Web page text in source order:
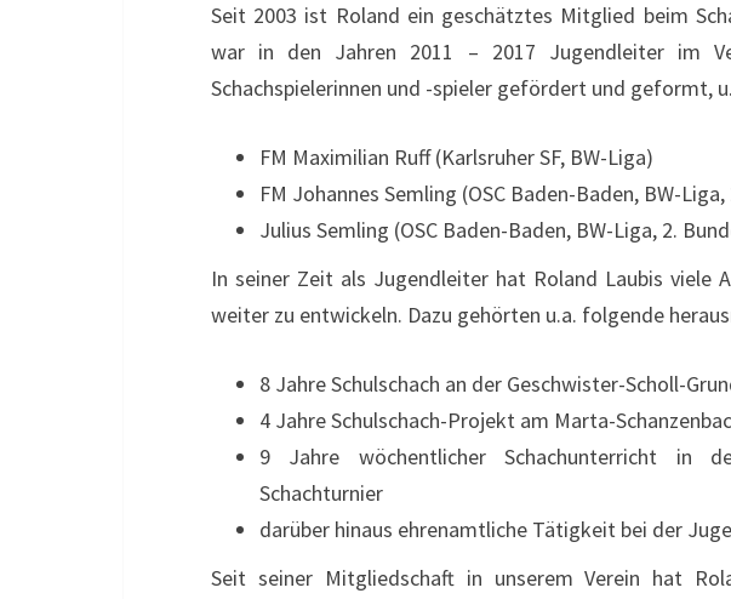
Seit 2003 ist Roland ein geschätztes Mitglied beim
war in den Jahren 2011 – 2017 Jugendleiter im
Schachspielerinnen und -spieler gefördert und geformt,
FM Maximilian Ruff (Karlsruher SF, BW-Liga)
FM Johannes Semling (OSC Baden-Baden, BW-
Julius Semling (OSC Baden-Baden, BW-Liga, 2.
In seiner Zeit als Jugendleiter hat Roland Laubis viele
weiter zu entwickeln. Dazu gehörten u.a. folgende
8 Jahre Schulschach an der Geschwister-Scholl-
4 Jahre Schulschach-Projekt am Marta-
9 Jahre wöchentlicher Schachunterricht in
Schachturnier
darüber hinaus ehrenamtliche Tätigkeit bei der
Seit seiner Mitgliedschaft in unserem Verein hat